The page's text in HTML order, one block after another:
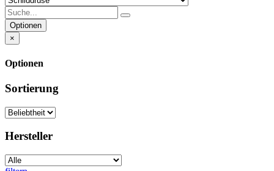
Optionen
×
Optionen
Sortierung
Hersteller